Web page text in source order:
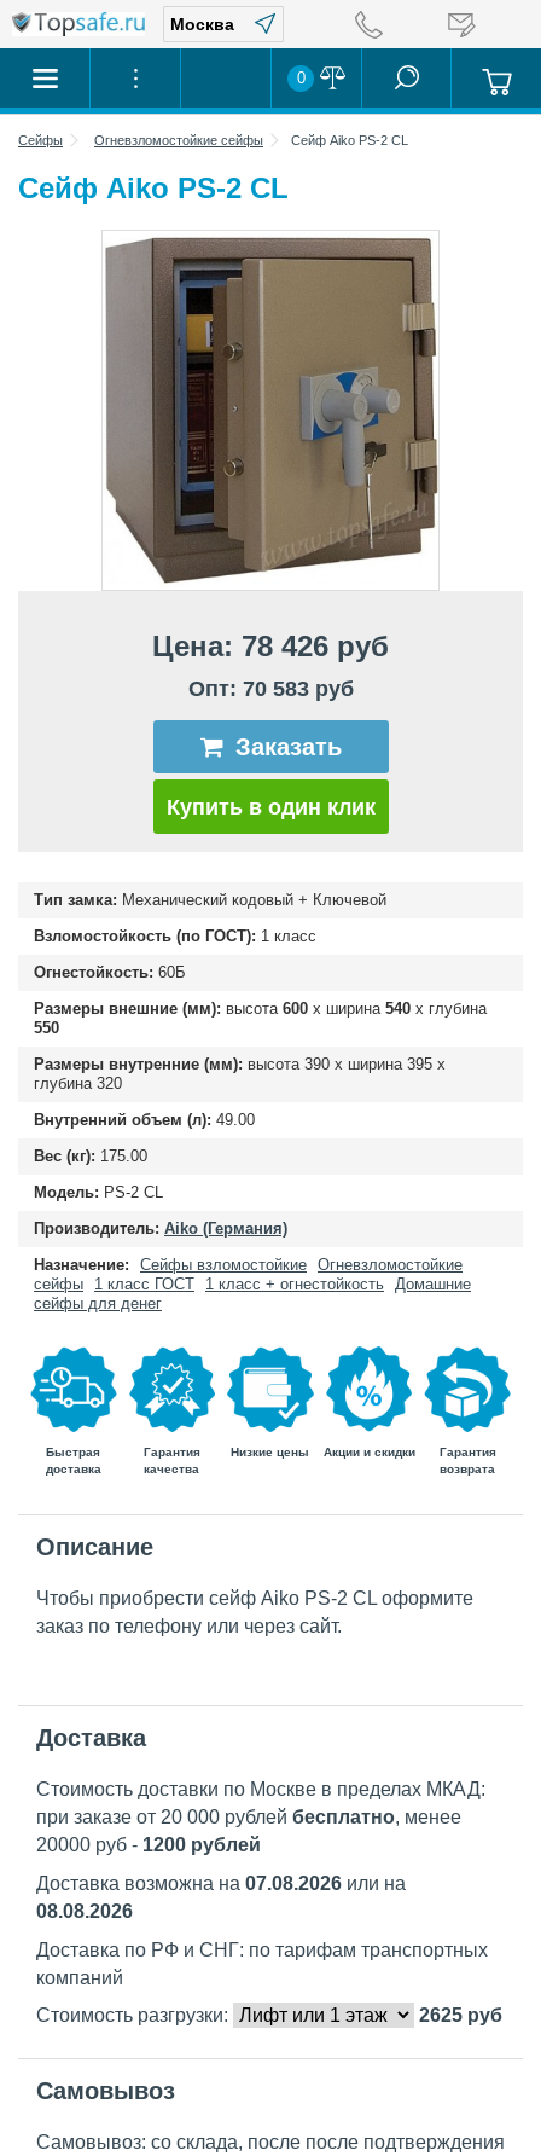
0
Сейфы Огневзломостойкие сейфы Сейф Aiko PS-2 CL
Сейф Aiko PS-2 CL
Цена: 78 426 руб
Опт: 70 583 руб
Заказать
Купить в один клик
Тип замка: Механический кодовый + Ключевой
Взломостойкость (по ГОСТ): 1 класс
Огнестойкость: 60Б
Размеры внешние (мм): высота 600 х ширина 540 х глубина
550
Размеры внутренние (мм): высота 390 х ширина 395 х
глубина 320
Внутренний объем (л): 49.00
Вес (кг): 175.00
Модель: PS-2 CL
Производитель: Aiko (Германия)
Назначение:
Сейфы взломостойкие Огневзломостойкие
сейфы
1 класс ГОСТ 1 класс + огнестойкость
Домашние
сейфы для денег
Быстрая
доставка
Гарантия
качества
Низкие цены Акции и скидки
Гарантия
возврата
Описание
Чтобы приобрести сейф Aiko PS-2 CL оформите
заказ по телефону или через сайт.
Доставка
Стоимость доставки по Москве в пределах МКАД:
при заказе от 20 000 рублей бесплатно, менее
20000 руб - 1200 рублей
Доставка возможна на 07.08.2026 или на
08.08.2026
Доставка по РФ и СНГ: по тарифам транспортных
компаний
Стоимость разгрузки:
2625 руб
Самовывоз
Самовывоз: со склада, после после подтверждения